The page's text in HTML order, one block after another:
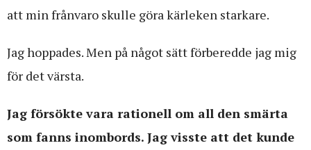
att min frånvaro skulle göra kärleken starkare.
Jag hoppades. Men på något sätt förberedde jag mig
för det värsta.
Jag försökte vara rationell om all den smärta
som fanns inombords. Jag visste att det kunde